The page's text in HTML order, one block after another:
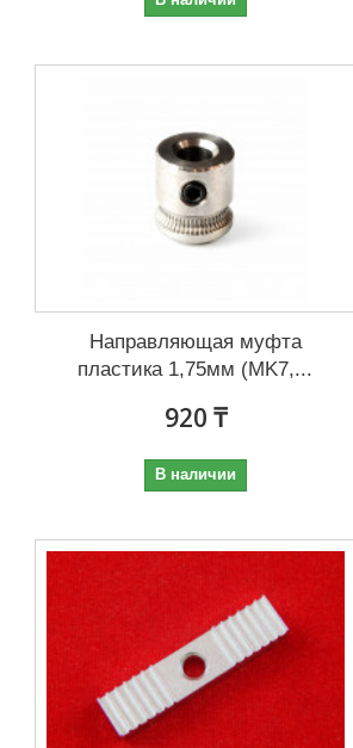
Направляющая муфта
пластика 1,75мм (MK7,...
920 ₸
В наличии